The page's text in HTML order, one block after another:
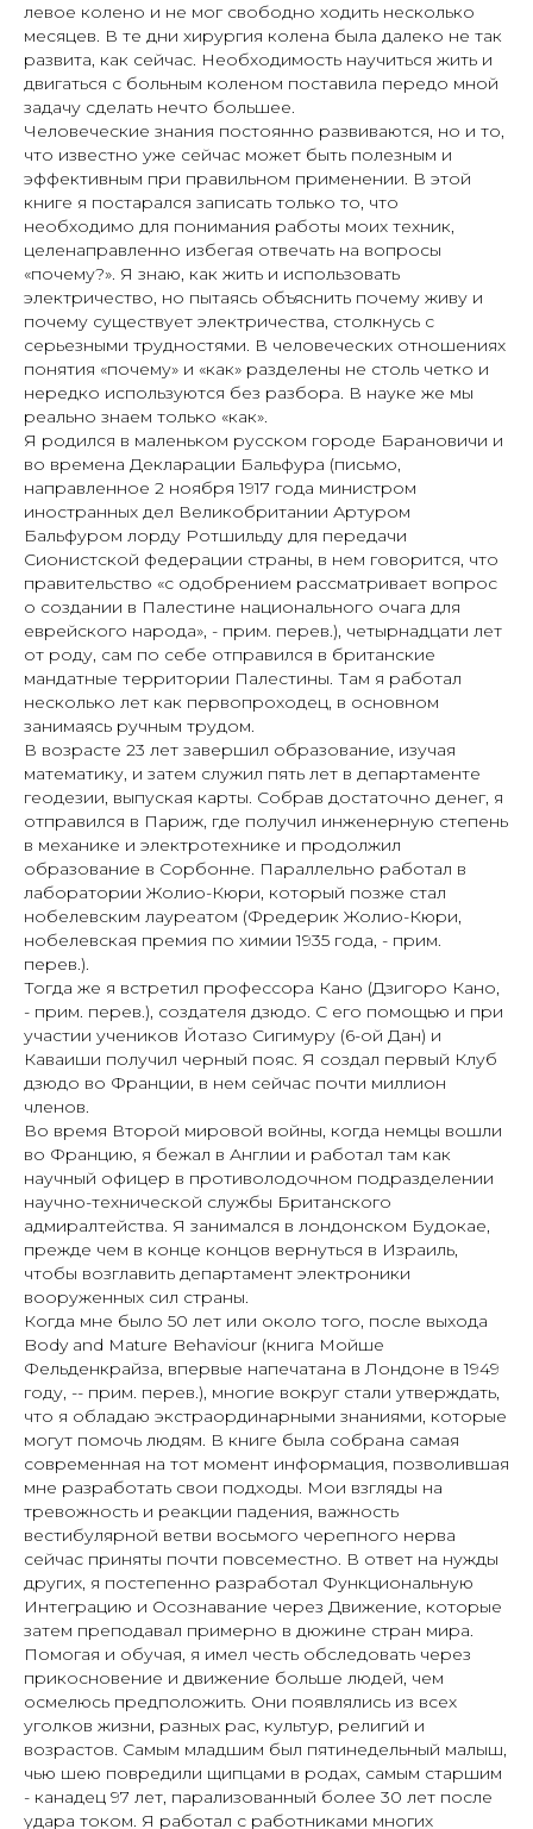
левое колено и не мог свободно ходить несколько
месяцев. В те дни хирургия колена была далеко не так
развита, как сейчас. Необходимость научиться жить и
двигаться с больным коленом поставила передо мной
задачу сделать нечто большее.
Человеческие знания постоянно развиваются, но и то,
что известно уже сейчас может быть полезным и
эффективным при правильном применении. В этой
книге я постарался записать только то, что
необходимо для понимания работы моих техник,
целенаправленно избегая отвечать на вопросы
«почему?». Я знаю, как жить и использовать
электричество, но пытаясь объяснить почему живу и
почему существует электричества, столкнусь с
серьезными трудностями. В человеческих отношениях
понятия «почему» и «как» разделены не столь четко и
нередко используются без разбора. В науке же мы
реально знаем только «как».
Я родился в маленьком русском городе Барановичи и
во времена Декларации Бальфура (письмо,
направленное 2 ноября 1917 года министром
иностранных дел Великобритании Артуром
Бальфуром лорду Ротшильду для передачи
Сионистской федерации страны, в нем говорится, что
правительство «с одобрением рассматривает вопрос
о создании в Палестине национального очага для
еврейского народа», - прим. перев.), четырнадцати лет
от роду, сам по себе отправился в британские
мандатные территории Палестины. Там я работал
несколько лет как первопроходец, в основном
занимаясь ручным трудом.
В возрасте 23 лет завершил образование, изучая
математику, и затем служил пять лет в департаменте
геодезии, выпуская карты. Собрав достаточно денег, я
отправился в Париж, где получил инженерную степень
в механике и электротехнике и продолжил
образование в Сорбонне. Параллельно работал в
лаборатории Жолио-Кюри, который позже стал
нобелевским лауреатом (Фредерик Жолио-Кюри,
нобелевская премия по химии 1935 года, - прим.
перев.).
Тогда же я встретил профессора Кано (Дзигоро Кано,
- прим. перев.), создателя дзюдо. С его помощью и при
участии учеников Йотазо Сигимуру (6-ой Дан) и
Каваиши получил черный пояс. Я создал первый Клуб
дзюдо во Франции, в нем сейчас почти миллион
членов.
Во время Второй мировой войны, когда немцы вошли
во Францию, я бежал в Англии и работал там как
научный офицер в противолодочном подразделении
научно-технической службы Британского
адмиралтейства. Я занимался в лондонском Будокае,
прежде чем в конце концов вернуться в Израиль,
чтобы возглавить департамент электроники
вооруженных сил страны.
Когда мне было 50 лет или около того, после выхода
Body and Mature Behaviour (книга Мойше
Фельденкрайза, впервые напечатана в Лондоне в 1949
году, -- прим. перев.), многие вокруг стали утверждать,
что я обладаю экстраординарными знаниями, которые
могут помочь людям. В книге была собрана самая
современная на тот момент информация, позволившая
мне разработать свои подходы. Мои взгляды на
тревожность и реакции падения, важность
вестибулярной ветви восьмого черепного нерва
сейчас приняты почти повсеместно. В ответ на нужды
других, я постепенно разработал Функциональную
Интеграцию и Осознавание через Движение, которые
затем преподавал примерно в дюжине стран мира.
Помогая и обучая, я имел честь обследовать через
прикосновение и движение больше людей, чем
осмелюсь предположить. Они появлялись из всех
уголков жизни, разных рас, культур, религий и
возрастов. Самым младшим был пятинедельный малыш,
чью шею повредили щипцами в родах, самым старшим
- канадец 97 лет, парализованный более 30 лет после
удара током. Я работал с работниками многих